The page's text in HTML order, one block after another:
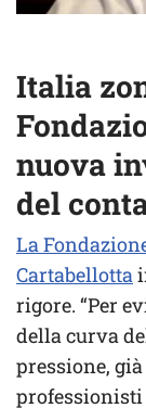
Italia
nuova
del
La
Cartabellotta
rigore. “Per
della curva
pressione,